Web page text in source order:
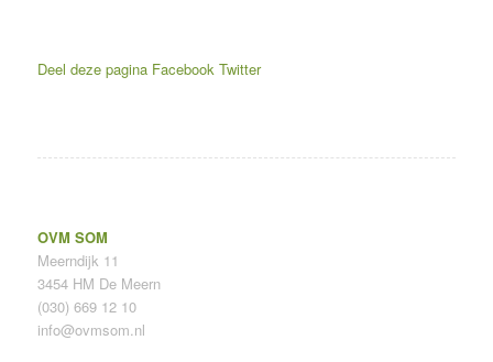
Deel deze pagina Facebook Twitter
OVM SOM
Meerndijk 11
3454 HM De Meern
(030) 669 12 10
info@ovmsom.nl